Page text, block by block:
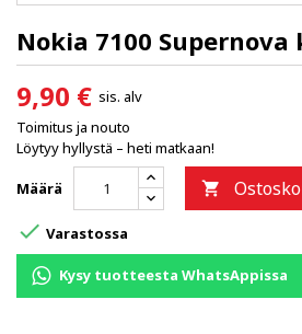
Nokia 7100
9,90 € sis. alv
Toimitus ja nouto
Löytyy hyllystä – heti matkaan!
Määrä 
 Varastossa
Kysy tuotteesta WhatsAppissa